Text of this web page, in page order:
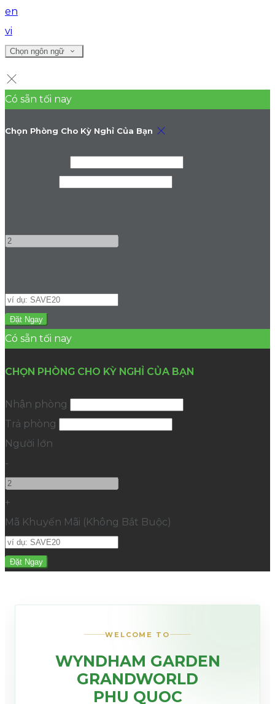
en
vi
Chọn ngôn ngữ
Có sẵn tối nay
Chọn Phòng Cho Kỳ Nghỉ Của Bạn
Có sẵn tối nay
CHỌN PHÒNG CHO KỲ NGHỈ CỦA BẠN
Nhận phòng
Trả phòng
Người lớn
-
+
Mã Khuyến Mãi (Không Bắt Buộc)
WELCOME TO
WYNDHAM GARDEN
GRANDWORLD
PHU QUOC